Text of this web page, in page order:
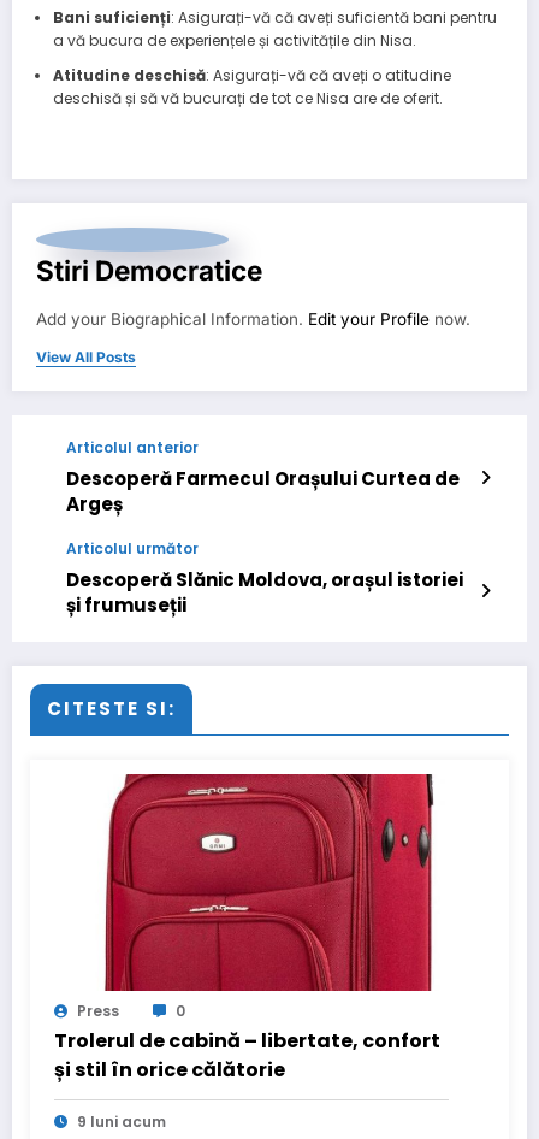
Bani suficienți: Asigurați-vă că aveți suficientă bani pentru
a vă bucura de experiențele și activitățile din Nisa.
Atitudine deschisă: Asigurați-vă că aveți o atitudine
deschisă și să vă bucurați de tot ce Nisa are de oferit.
Stiri Democratice
Add your Biographical Information. Edit your Profile now.
View All Posts
Articolul anterior
Descoperă Farmecul Orașului Curtea de
Argeș
Articolul următor
Descoperă Slănic Moldova, orașul istoriei
și frumuseții
CITESTE SI:
Press 0
Trolerul de cabină – libertate, confort
și stil în orice călătorie
9 luni acum